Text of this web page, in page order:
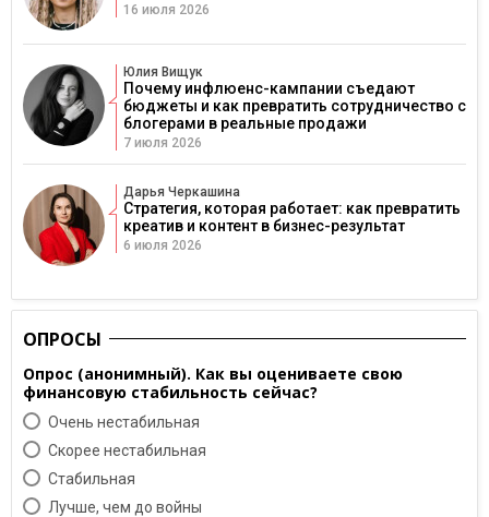
16 июля 2026
Юлия Вищук
Почему инфлюенс-кампании съедают
бюджеты и как превратить сотрудничество с
блогерами в реальные продажи
7 июля 2026
Дарья Черкашина
Стратегия, которая работает: как превратить
креатив и контент в бизнес-результат
6 июля 2026
ОПРОСЫ
Опрос (анонимный). Как вы оцениваете свою
финансовую стабильность сейчас?
Очень нестабильная
Скорее нестабильная
Cтабильная
Лучше, чем до войны